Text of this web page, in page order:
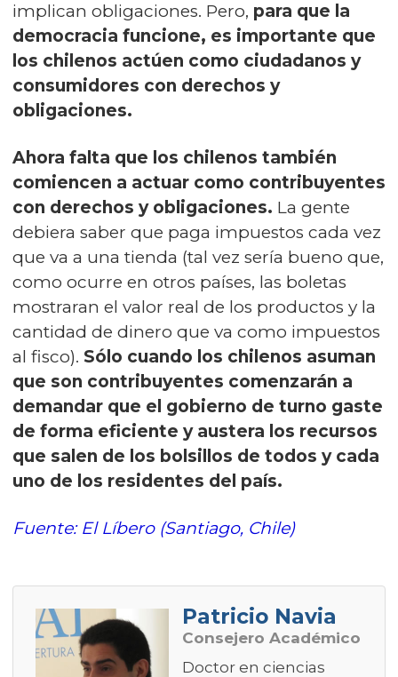
implican obligaciones. Pero, para que la
democracia funcione, es importante que
los chilenos actúen como ciudadanos y
consumidores con derechos y
obligaciones.
Ahora falta que los chilenos también
comiencen a actuar como contribuyentes
con derechos y obligaciones. La gente
debiera saber que paga impuestos cada vez
que va a una tienda (tal vez sería bueno que,
como ocurre en otros países, las boletas
mostraran el valor real de los productos y la
cantidad de dinero que va como impuestos
al fisco). Sólo cuando los chilenos asuman
que son contribuyentes comenzarán a
demandar que el gobierno de turno gaste
de forma eficiente y austera los recursos
que salen de los bolsillos de todos y cada
uno de los residentes del país.
Fuente: El Líbero (Santiago, Chile)
Patricio Navia
Consejero Académico
Doctor en ciencias